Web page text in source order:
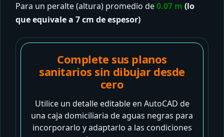
Para un peralte (altura) promedio de0.07 m (lo
que equivale a 7 cm de espesor)
Complete sus planos
sanitarios sin dibujar desde
cero
Utilice un detalle editable en AutoCAD de
una caja domiciliaria de aguas negras para
incorporarlo y adaptarlo a las condiciones